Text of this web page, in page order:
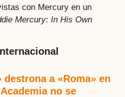
con Mercury en un
Mercury: In His Own
destrona a «Roma» en
no se